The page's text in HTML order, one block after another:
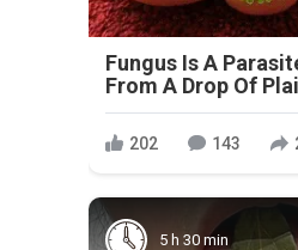
Fungus Is A
From A Drop Of
202 143
5 h 30 min